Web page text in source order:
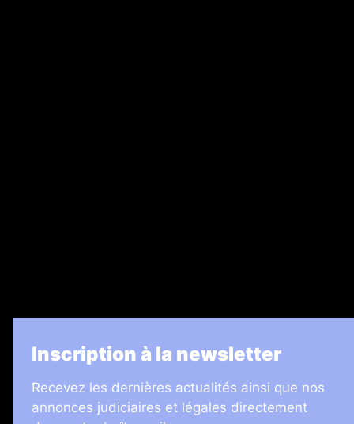
Inscription à la newsletter
Recevez les dernières actualités ainsi que nos
annonces judiciaires et légales directement